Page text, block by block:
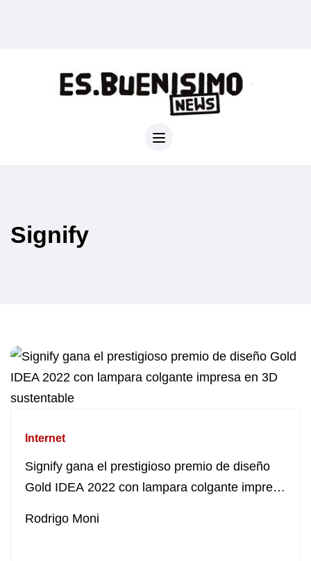
Signify
Internet
Signify gana el prestigioso premio de diseño
Gold IDEA 2022 con lampara colgante impresa
Rodrigo Moni